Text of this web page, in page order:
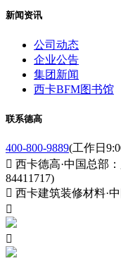
新闻资讯
公司动态
企业公告
集团新闻
西卡BFM图书馆
联系德高
400-800-9889(工作日
 西卡德高·中国总部
84411717)
 西卡建筑装修材料·

